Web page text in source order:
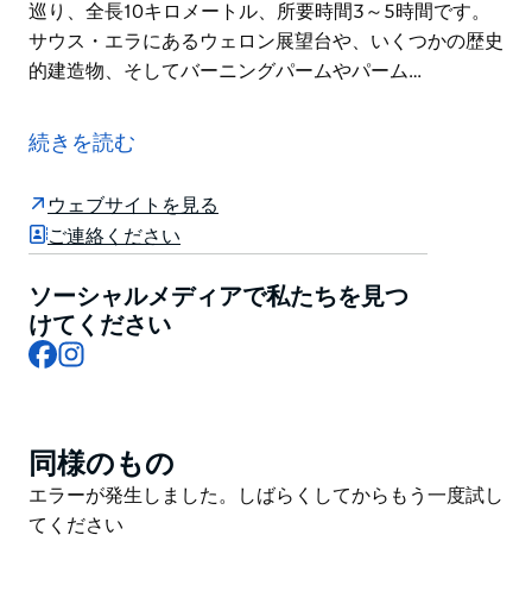
巡り、全長10キロメートル、所要時間3～5時間です。
サウス・エラにあるウェロン展望台や、いくつかの歴史
的建造物、そしてバーニングパームやパーム…
は、バンディーナとオットフォードを結ぶ、数日かけて
歩く壮大なウォーキングコースです。全長26キロメー
遊泳スポット、季節ごとの野花、そしてホエールウォッ
チングをお楽しみいただけます。
コースト・トラックは、数回に分けて歩くのがおすすめ
ですが、体力に自信があり経験豊富なブッシュウォーカ
ーであれば、1日で歩くのがおすすめです。
ス、そして森林といった荒々しい景観を楽しみながら、
5～6時間ほどかけて歩きましょう。途中には、絶景ポ
イントがいくつかあります。
続きを読む
ウェブサイトを見る
ご連絡ください
ソーシャルメディアで私たちを見つ
けてください
Facebook
Product
List
同様のもの
Product
List
エラーが発生しました。しばらくしてからもう一度試し
てください